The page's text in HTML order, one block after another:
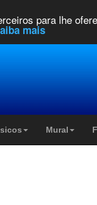
para lhe
mais
Mural